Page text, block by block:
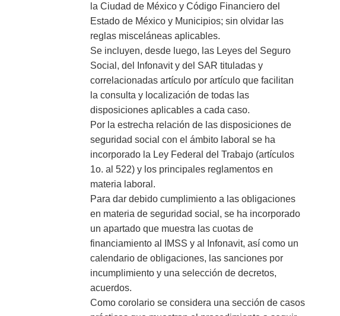
la Ciudad de México y Código Financiero del
Estado de México y Municipios; sin olvidar las
reglas misceláneas aplicables.
Se incluyen, desde luego, las Leyes del Seguro
Social, del Infonavit y del SAR tituladas y
correlacionadas artículo por artículo que facilitan
la consulta y localización de todas las
disposiciones aplicables a cada caso.
Por la estrecha relación de las disposiciones de
seguridad social con el ámbito laboral se ha
incorporado la Ley Federal del Trabajo (artículos
1o. al 522) y los principales reglamentos en
materia laboral.
Para dar debido cumplimiento a las obligaciones
en materia de seguridad social, se ha incorporado
un apartado que muestra las cuotas de
financiamiento al IMSS y al Infonavit, así como un
calendario de obligaciones, las sanciones por
incumplimiento y una selección de decretos,
acuerdos.
Como corolario se considera una sección de casos